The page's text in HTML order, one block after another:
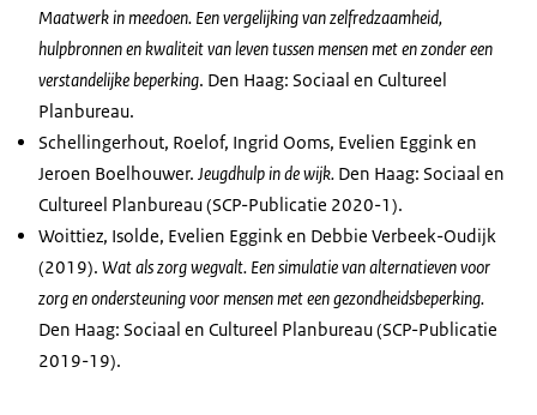
Maatwerk in meedoen. Een vergelijking van zelfredzaamheid,
hulpbronnen en kwaliteit van leven tussen mensen met en zonder een
verstandelijke beperking. Den Haag: Sociaal en Cultureel
Planbureau.
Schellingerhout, Roelof, Ingrid Ooms, Evelien Eggink en
Jeroen Boelhouwer. Jeugdhulp in de wijk. Den Haag: Sociaal en
Cultureel Planbureau (SCP-Publicatie 2020-1).
Woittiez, Isolde, Evelien Eggink en Debbie Verbeek-Oudijk
(2019). Wat als zorg wegvalt. Een simulatie van alternatieven voor
zorg en ondersteuning voor mensen met een gezondheidsbeperking.
Den Haag: Sociaal en Cultureel Planbureau (SCP-Publicatie
2019-19).